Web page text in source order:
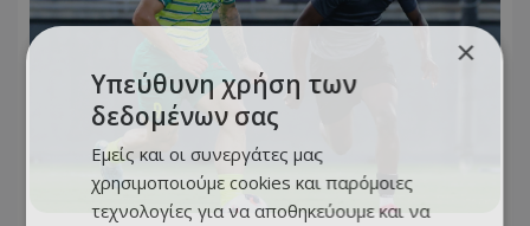
×
Υπεύθυνη χρήση των
δεδομένων σας
Εμείς και οι συνεργάτες μας
χρησιμοποιούμε cookies και παρόμοιες
τεχνολογίες για να αποθηκεύουμε και να